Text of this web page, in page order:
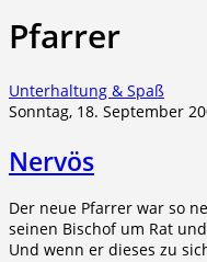
Pfarrer
Unterhaltung & Spaß
Sonntag, 18. September
Nervös
Der neue Pfarrer war so
seinen Bischof um Rat
Und wenn er dieses zu